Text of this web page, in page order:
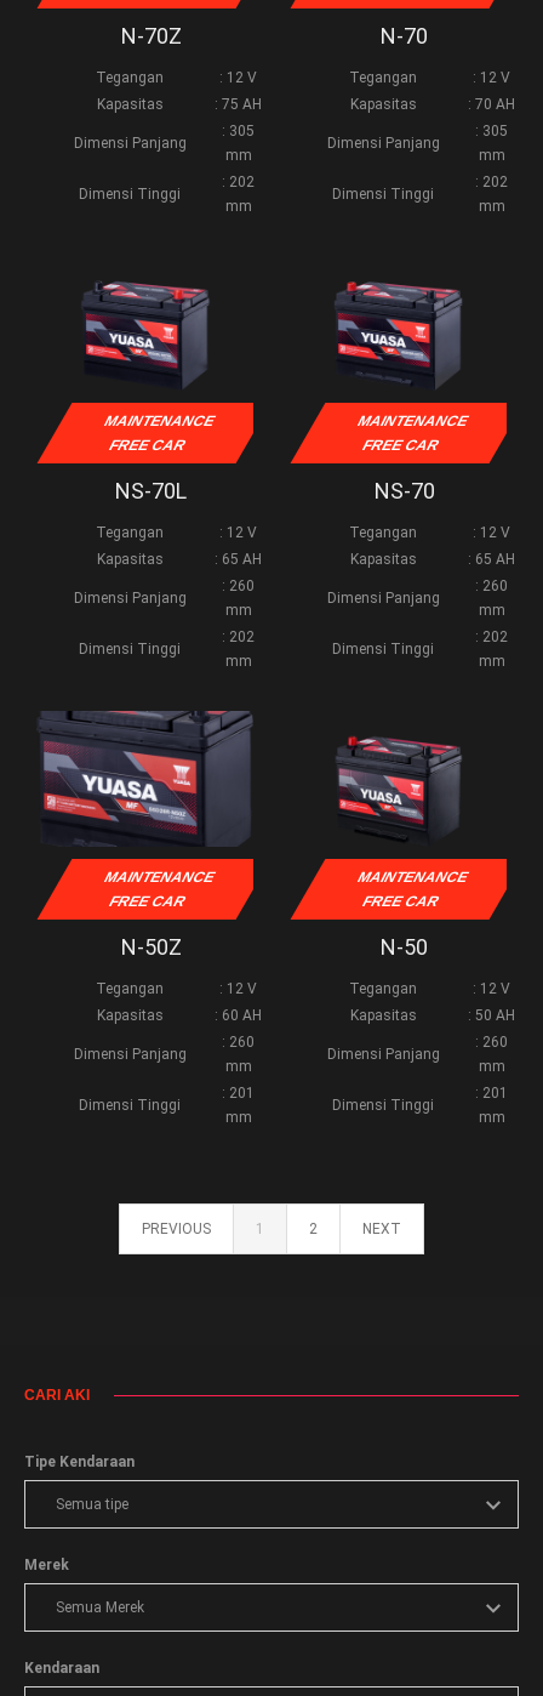
N-70Z
Tegangan
: 12 V
Kapasitas
: 75 AH
Dimensi Panjang
: 305
mm
Dimensi Tinggi
: 202
mm
N-70
Tegangan
: 12 V
Kapasitas
: 70 AH
Dimensi Panjang
: 305
mm
Dimensi Tinggi
: 202
mm
MAINTENANCE
FREE CAR
NS-70L
Tegangan
: 12 V
Kapasitas
: 65 AH
Dimensi Panjang
: 260
mm
Dimensi Tinggi
: 202
mm
MAINTENANCE
FREE CAR
NS-70
Tegangan
: 12 V
Kapasitas
: 65 AH
Dimensi Panjang
: 260
mm
Dimensi Tinggi
: 202
mm
MAINTENANCE
FREE CAR
N-50Z
Tegangan
: 12 V
Kapasitas
: 60 AH
Dimensi Panjang
: 260
mm
Dimensi Tinggi
: 201
mm
MAINTENANCE
FREE CAR
N-50
Tegangan
: 12 V
Kapasitas
: 50 AH
Dimensi Panjang
: 260
mm
Dimensi Tinggi
: 201
mm
PREVIOUS 1 2 NEXT
CARI AKI
Tipe Kendaraan
Merek
Kendaraan